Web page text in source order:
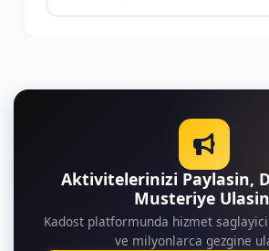
Katılımcıların tanıtılması
Masa tenisinin tanımı ve
Temel masa tenisi kuralları
önlemleri
2. Hafta: Temel Masa Tenisi
Teknikleri ve Vuruşlar
Aktivitelerinizi Paylasin,
Musteriye
Kadost platformunda hizmet
ve milyonlarca gezgine